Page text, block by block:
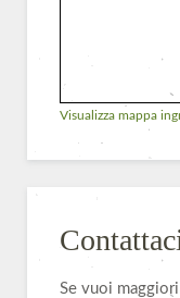
Visualizza mappa
Se vuoi